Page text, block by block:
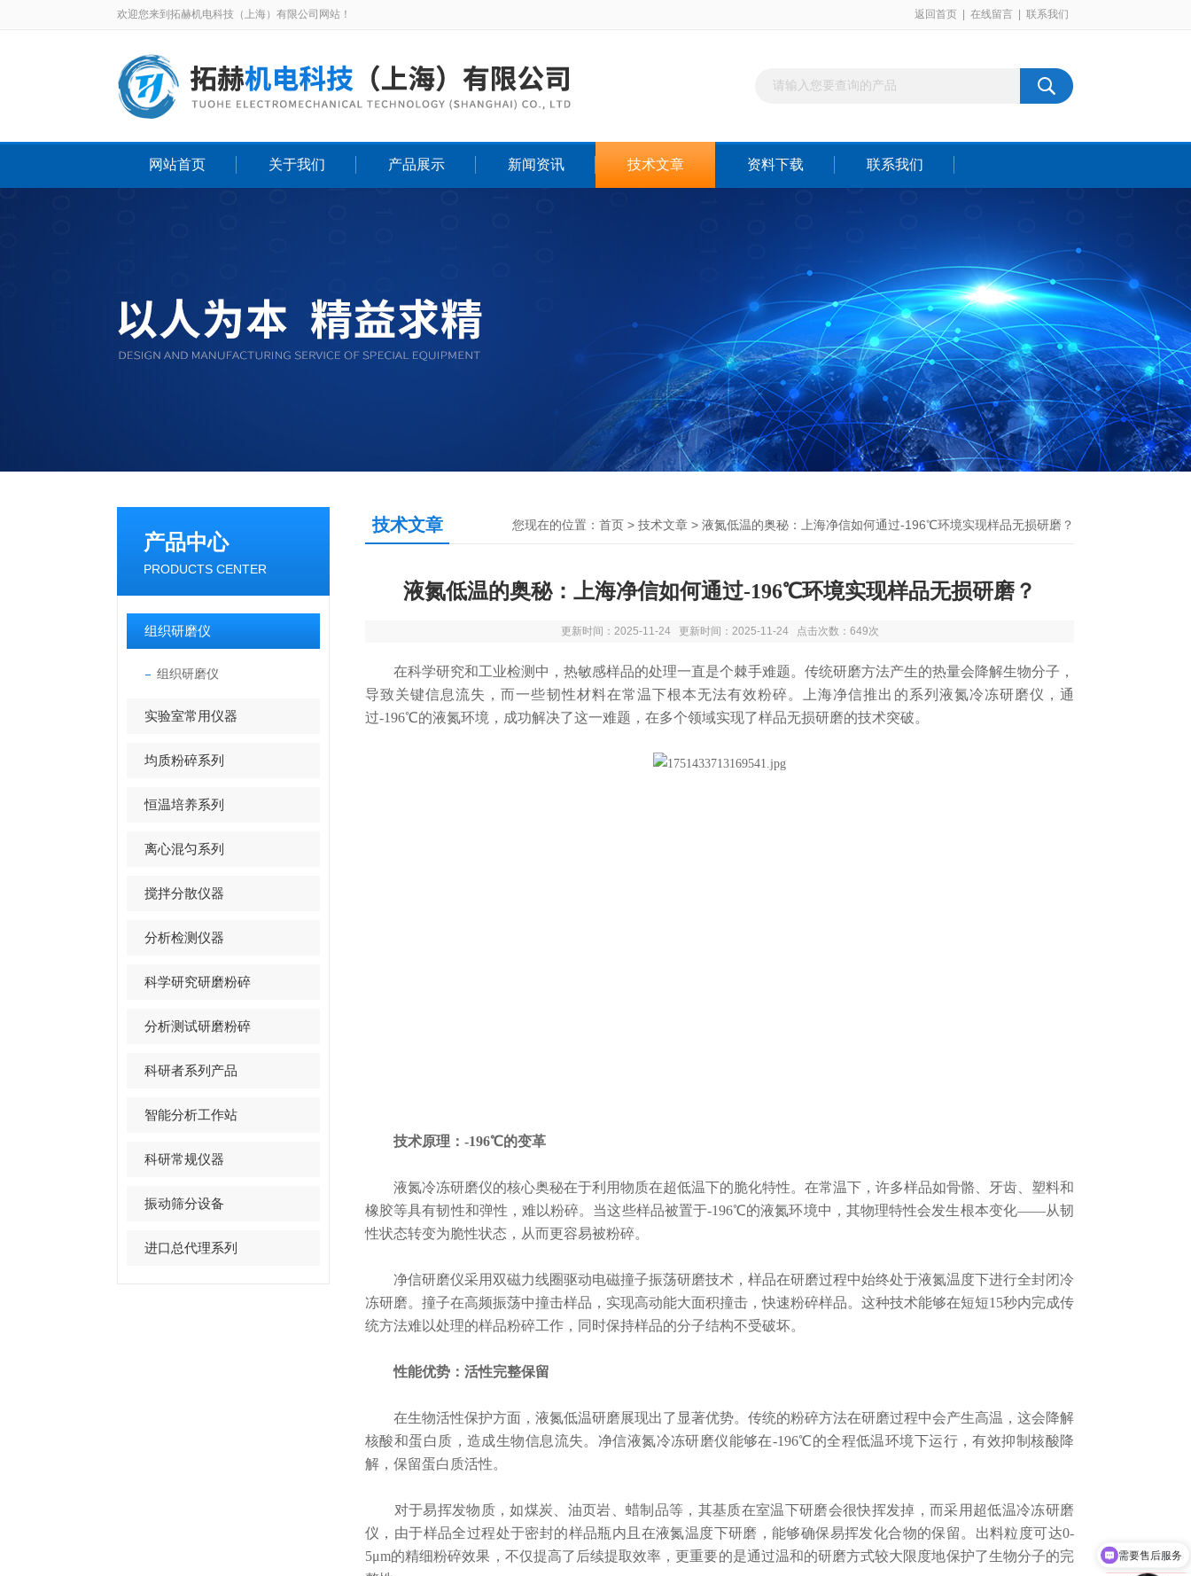
欢迎您来到拓赫机电科技（上海）有限公司网站！ 返回首页 在线留言 联系我们
网站首页 关于我们 产品展示 新闻资讯 技术文章 资料下载 联系我们
产品中心
PRODUCTS CENTER
组织研磨仪
组织研磨仪
实验室常用仪器
均质粉碎系列
恒温培养系列
离心混匀系列
搅拌分散仪器
分析检测仪器
科学研究研磨粉碎
分析测试研磨粉碎
科研者系列产品
智能分析工作站
科研常规仪器
振动筛分设备
进口总代理系列
技术文章 您现在的位置： 首页 > 技术文章 > 液氮低温的奥秘：上海净信如何通过-196℃环境实现样品无损研磨？
液氮低温的奥秘：上海净信如何通过-196℃环境实现样品无损研磨？
更新时间：2025-11-24 更新时间：2025-11-24 点击次数：649次
在科学研究和工业检测中，热敏感样品的处理一直是个棘手难题。传统研磨方法产生的热量会降解生物分子，
导致关键信息流失，而一些韧性材料在常温下根本无法有效粉碎。
上海净信推出的系列液氮冷冻研磨仪，通
过-196℃的液氮环境，成功解决了这一难题，在多个领域实现了样品无损研磨的技术突破。
技术原理：-196℃的变革
液氮冷冻研磨仪的核心奥秘在于利用物质在超低温下的脆化特性。在常温下，许多样品如骨骼、牙齿、塑料和
橡胶等具有韧性和弹性，难以粉碎。 当这些样品被置于-196℃的液氮环境中，其物理特性会发生根本变化——从韧
性状态转变为脆性状态，从而更容易被粉碎。
净信研磨仪采用双磁力线圈驱动电磁撞子振荡研磨技术，样品在研磨过程中始终处于液氮温度下进行全封闭冷
冻研磨。 撞子在高频振荡中撞击样品，实现高动能大面积撞击，快速粉碎样品。 这种技术能够在短短15秒内完成传
统方法难以处理的样品粉碎工作，同时保持样品的分子结构不受破坏。
性能优势：活性完整保留
在生物活性保护方面，液氮低温研磨展现出了显著优势。传统的粉碎方法在研磨过程中会产生高温，这会降解
核酸和蛋白质，造成生物信息流失。 净信液氮冷冻研磨仪能够在-196℃的全程低温环境下运行，有效抑制核酸降
解，保留蛋白质活性。
对于易挥发物质，如煤炭、油页岩、蜡制品等，其基质在室温下研磨会很快挥发掉，而采用超低温冷冻研磨
仪，由于样品全过程处于密封的样品瓶内且在液氮温度下研磨，能够确保易挥发化合物的保留。 出料粒度可达0-
5μm的精细粉碎效果，不仅提高了后续提取效率，更重要的是通过温和的研磨方式较大限度地保护了生物分子的完
需要售后服务
需要产品说明书